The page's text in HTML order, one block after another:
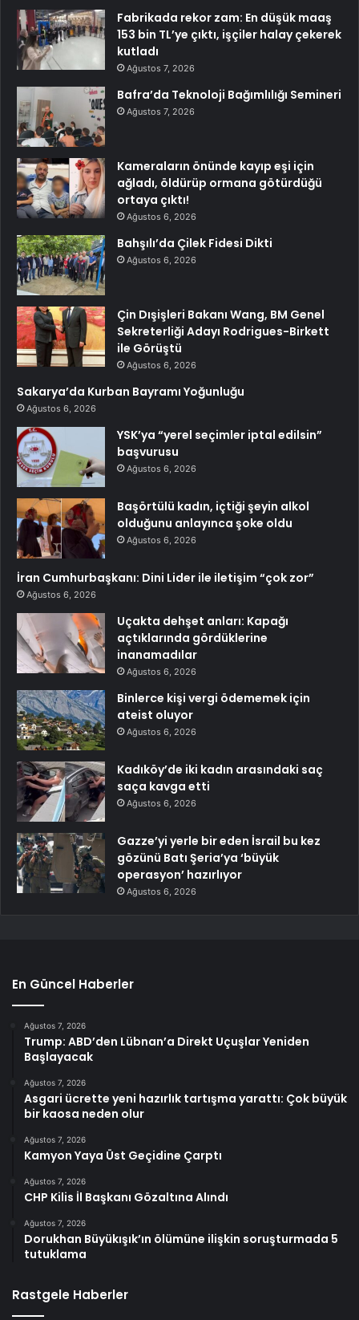
Fabrikada rekor zam: En düşük maaş
153 bin TL’ye çıktı, işçiler halay çekerek
kutladı
Ağustos 7, 2026
Bafra’da Teknoloji Bağımlılığı Semineri
Ağustos 7, 2026
Kameraların önünde kayıp eşi için
ağladı, öldürüp ormana götürdüğü
ortaya çıktı!
Ağustos 6, 2026
Bahşılı’da Çilek Fidesi Dikti
Ağustos 6, 2026
Çin Dışişleri Bakanı Wang, BM Genel
Sekreterliği Adayı Rodrigues-Birkett
ile Görüştü
Ağustos 6, 2026
Sakarya’da Kurban Bayramı Yoğunluğu
Ağustos 6, 2026
YSK’ya “yerel seçimler iptal edilsin”
başvurusu
Ağustos 6, 2026
Başörtülü kadın, içtiği şeyin alkol
olduğunu anlayınca şoke oldu
Ağustos 6, 2026
İran Cumhurbaşkanı: Dini Lider ile iletişim “çok zor”
Ağustos 6, 2026
Uçakta dehşet anları: Kapağı
açtıklarında gördüklerine
inanamadılar
Ağustos 6, 2026
Binlerce kişi vergi ödememek için
ateist oluyor
Ağustos 6, 2026
Kadıköy’de iki kadın arasındaki saç
saça kavga etti
Ağustos 6, 2026
Gazze’yi yerle bir eden İsrail bu kez
gözünü Batı Şeria’ya ‘büyük
operasyon’ hazırlıyor
Ağustos 6, 2026
En Güncel Haberler
Ağustos 7, 2026
Trump: ABD’den Lübnan’a Direkt Uçuşlar Yeniden
Başlayacak
Ağustos 7, 2026
Asgari ücrette yeni hazırlık tartışma yarattı: Çok büyük
bir kaosa neden olur
Ağustos 7, 2026
Kamyon Yaya Üst Geçidine Çarptı
Ağustos 7, 2026
CHP Kilis İl Başkanı Gözaltına Alındı
Ağustos 7, 2026
Dorukhan Büyükışık’ın ölümüne ilişkin soruşturmada 5
tutuklama
Rastgele Haberler